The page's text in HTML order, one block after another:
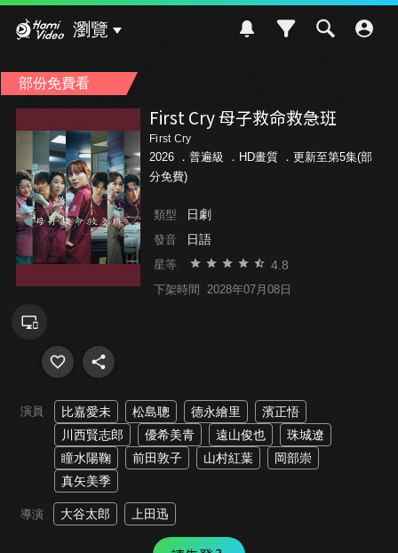
瀏覽
部份免費看
First Cry 母子救命救急班
First Cry
2026 ． 普遍級
．HD畫質 ．更新至第5集(部
分免費)
類型 日劇
發音 日語
星等 4.8
下架時間 2028年07月08日
演員 比嘉愛未 松島聰 德永繪里
濱正悟
川西賢志郎
優希美青 遠山俊也
珠城遼
瞳水陽鞠
前田敦子 山村紅葉
岡部崇
真矢美季
導演 大谷太郎 上田迅